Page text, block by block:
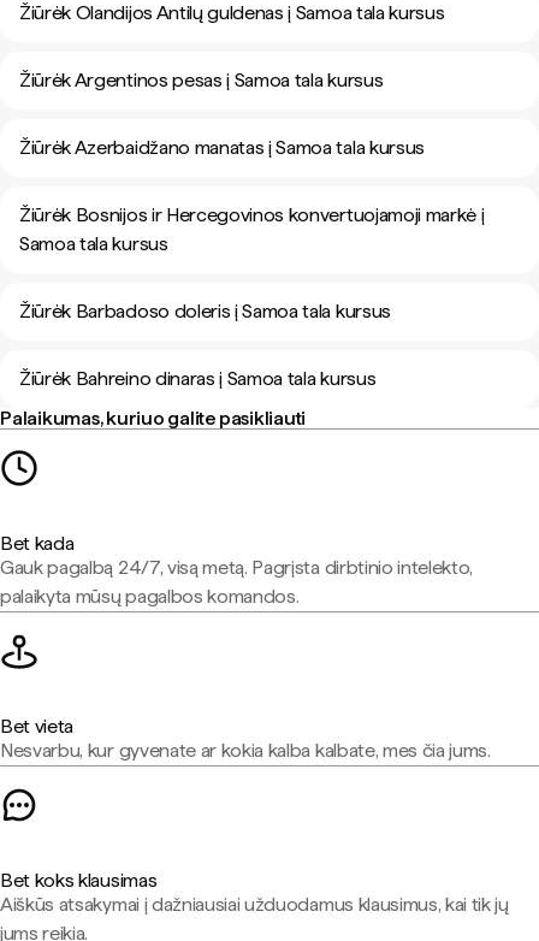
Žiūrėk Olandijos Antilų guldenas į Samoa tala kursus
Žiūrėk Argentinos pesas į Samoa tala kursus
Žiūrėk Azerbaidžano manatas į Samoa tala kursus
Žiūrėk Bosnijos ir Hercegovinos konvertuojamoji markė į
Samoa tala kursus
Žiūrėk Barbadoso doleris į Samoa tala kursus
Žiūrėk Bahreino dinaras į Samoa tala kursus
Palaikumas, kuriuo galite pasikliauti
Bet kada
Gauk pagalbą 24/7, visą metą. Pagrįsta dirbtinio intelekto,
palaikyta mūsų pagalbos komandos.
Bet vieta
Nesvarbu, kur gyvenate ar kokia kalba kalbate, mes čia jums.
Bet koks klausimas
Aiškūs atsakymai į dažniausiai užduodamus klausimus, kai tik jų
jums reikia.